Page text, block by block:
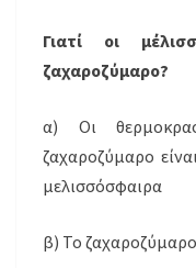
Γιατί οι
ζαχαροζύμαρο?
α) Οι
ζαχαροζύμαρο
μελισσόσφαιρα
β) Το ζαχαροζύμαρο